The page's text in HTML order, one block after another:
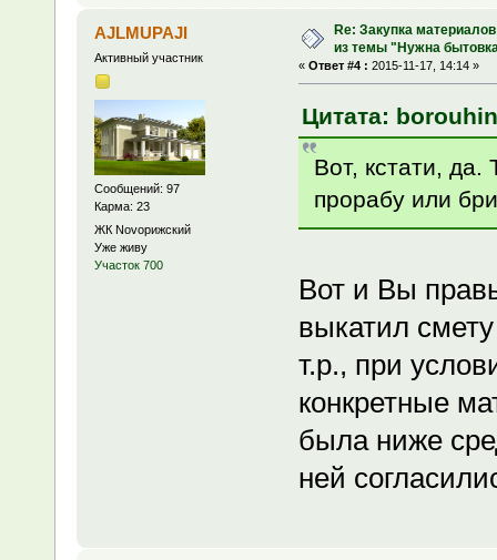
AJLMUPAJI
Активный участник
Сообщений: 97
Карма: 23
ЖК Novoрижский
Уже живу
Участок 700
Re: Закупка
из темы "Нужна
« Ответ #4 : 2015-11-17, 14:14 »
Цитата:
Вот, кстати, да.
прорабу или
Вот и Вы
выкатил
т.р., при
конкретные
была ниже
ней